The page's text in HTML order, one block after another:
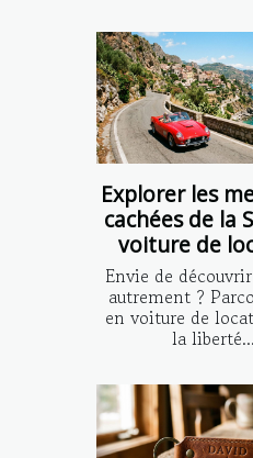
Explorer les
cachées de la
voiture de
Envie de
autrement ?
en voiture de
la liberté...